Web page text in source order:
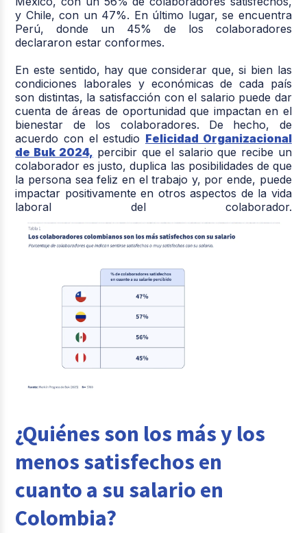
y Chile, con un 47%. En último lugar, se encuentra
Perú, donde un 45% de los colaboradores
declararon estar conformes.
En este sentido, hay que considerar que, si bien las
condiciones laborales y económicas de cada país
son distintas, la satisfacción con el salario puede dar
cuenta de áreas de oportunidad que impactan en el
bienestar de los colaboradores. De hecho, de
acuerdo con el estudio Felicidad Organizacional
de Buk 2024, percibir que el salario que recibe un
colaborador es justo, duplica las posibilidades de que
la persona sea feliz en el trabajo y, por ende, puede
impactar positivamente en otros aspectos de la vida
laboral del colaborador.
¿Quiénes son los más y los
menos satisfechos en
cuanto a su salario en
Colombia?